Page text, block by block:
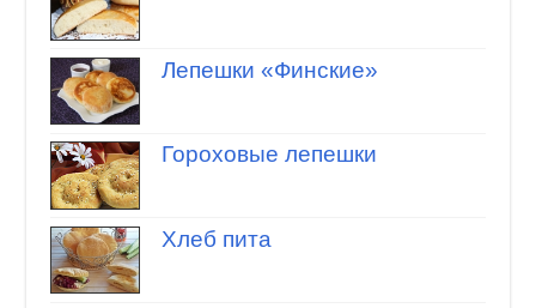
Лепешки «Финские»
Гороховые лепешки
Хлеб пита